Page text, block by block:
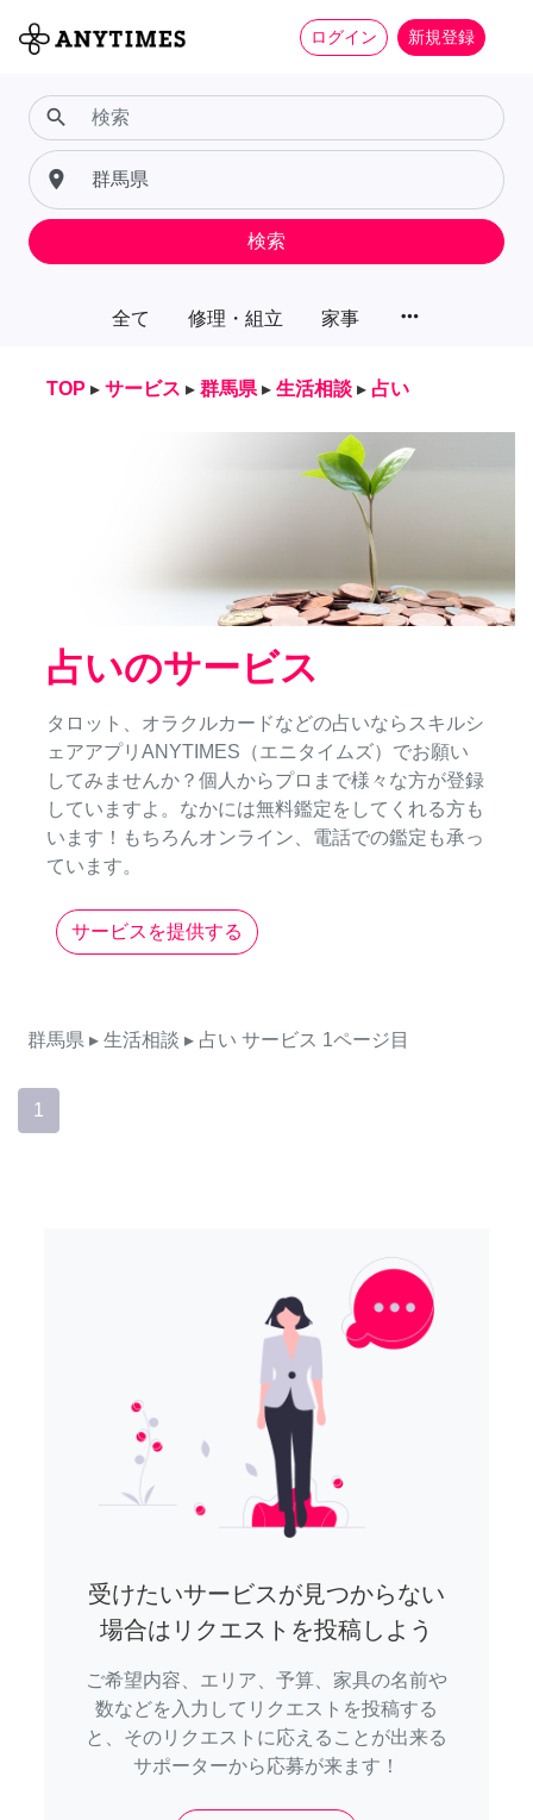
ログイン 新規登録
全て 修理・組立 家事 more_horiz
search
place
検索
TOP ▸ サービス ▸ 群馬県 ▸ 生活相談 ▸ 占い
占いのサービス
タロット、オラクルカードなどの占いならスキルシ
ェアアプリANYTIMES（エニタイムズ）でお願い
してみませんか？個人からプロまで様々な方が登録
していますよ。なかには無料鑑定をしてくれる方も
います！もちろんオンライン、電話での鑑定も承っ
ています。
サービスを提供する
群馬県 ▸ 生活相談 ▸ 占い サービス 1ページ目
1
受けたいサービスが見つからない
場合はリクエストを投稿しよう
ご希望内容、エリア、予算、家具の名前や
数などを入力してリクエストを投稿する
と、そのリクエストに応えることが出来る
サポーターから応募が来ます！